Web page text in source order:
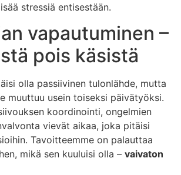
stressiä entisestään.
vapautuminen –
pois käsistä
olla passiivinen tulonlähde, mutta
muuttuu usein toiseksi päivätyöksi.
koordinointi, ongelmien
vievät aikaa, joka pitäisi
Tavoitteemme on palauttaa
mikä sen kuuluisi olla – vaivaton